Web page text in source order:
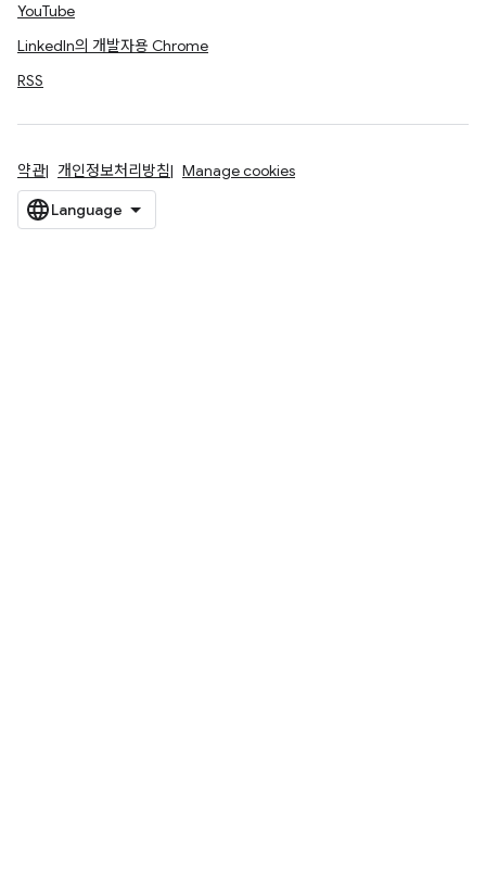
YouTube
LinkedIn의 개발자용 Chrome
RSS
약관 개인정보처리방침 Manage cookies